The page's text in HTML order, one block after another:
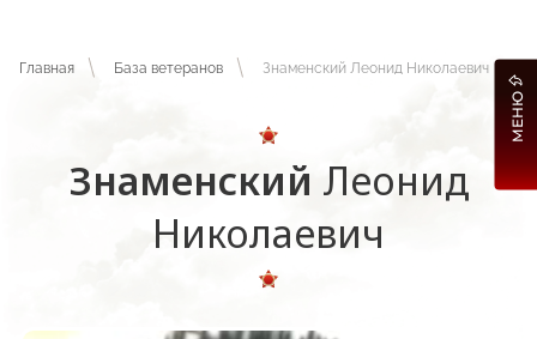
Главная База ветеранов Знаменский Леонид Николаевич
Знаменский Леонид
Николаевич
МЕНЮ